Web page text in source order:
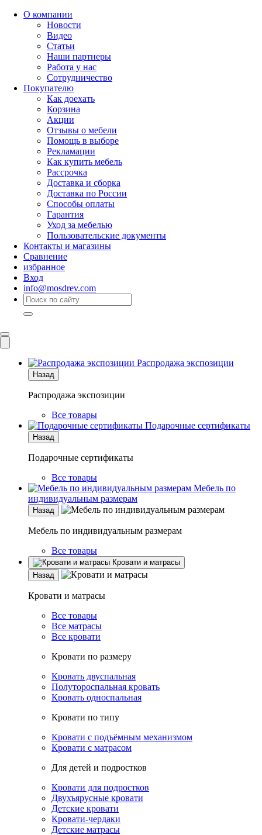
О компании
Новости
Видео
Статьи
Наши партнеры
Работа у нас
Сотрудничество
Покупателю
Как доехать
Корзина
Акции
Отзывы о мебели
Помощь в выборе
Рекламации
Как купить мебель
Рассрочка
Доставка и сборка
Доставка по России
Способы оплаты
Гарантия
Уход за мебелью
Пользовательские документы
Контакты и магазины
Сравнение
избранное
Вход
info@mosdrev.com
Распродажа экспозиции
Назад
Распродажа экспозиции
Все товары
Подарочные сертификаты
Назад
Подарочные сертификаты
Все товары
Мебель по
индивидуальным размерам
Назад
Мебель по индивидуальным размерам
Все товары
Кровати и матрасы
Назад
Кровати и матрасы
Все товары
Все матрасы
Все кровати
Кровати по размеру
Кровать двуспальная
Полутороспальная кровать
Кровать односпальная
Кровати по типу
Кровати с подъёмным механизмом
Кровати с матрасом
Для детей и подростков
Кровати для подростков
Двухъярусные кровати
Детские кровати
Кровати-чердаки
Детские матрасы